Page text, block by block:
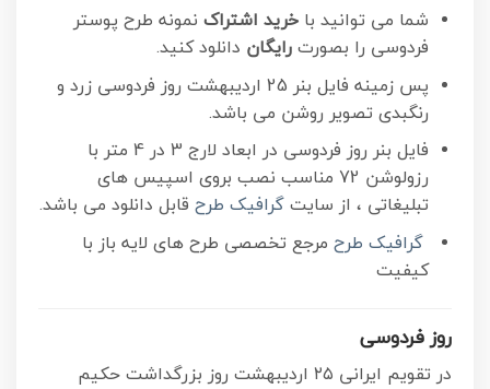
شما می توانید با خرید اشتراکنمونه طرح پوستر
فردوسی را بصورت رایگان دانلود کنید.
پس زمینه فایل بنر 25 اردیبهشت روز فردوسی زرد و
رنگبدی تصویر روشن می باشد.
فایل بنر روز فردوسی در ابعاد لارج 3 در 4 متر با
رزولوشن 72 مناسب نصب بروی اسپیس های
تبلیغاتی ، از سایت گرافیک طرحقابل دانلود می باشد.
گرافیک طرحمرجع تخصصی طرح های لایه باز با
کیفیت
روز فردوسی
در تقویم ایرانی ۲۵ اردیبهشت روز بزرگداشت حکیم